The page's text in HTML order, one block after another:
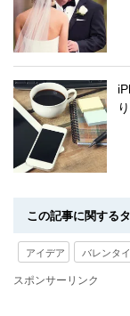
この記事に関する
アイデア バレンタ
スポンサーリンク